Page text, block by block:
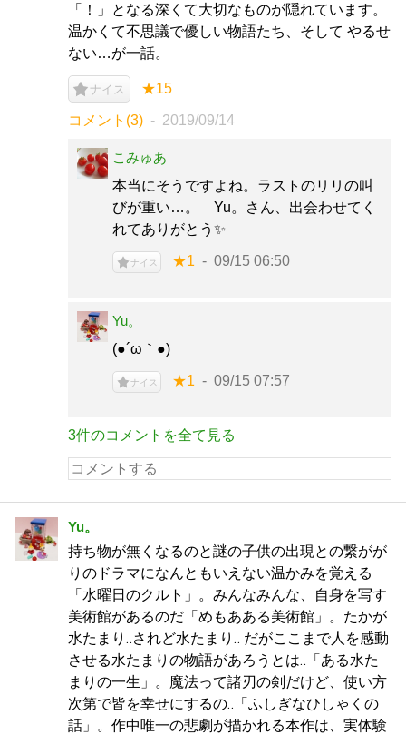
「！」となる深くて大切なものが隠れています。
温かくて不思議で優しい物語たち、そして やるせ
ない…が一話。
ナイス ★15
コメント(3) 2019/09/14
こみゅあ
本当にそうですよね。ラストのリリの叫
びが重い…。 Yu。さん、出会わせてく
れてありがとう✨
ナイス ★1 09/15 06:50
Yu。
(●´ω｀●)ゞ
ナイス ★1 09/15 07:57
3件のコメントを全て見る
Yu。
持ち物が無くなるのと謎の子供の出現との繋がが
りのドラマになんともいえない温かみを覚える
「水曜日のクルト」。みんなみんな、自身を写す
美術館があるのだ「めもあある美術館」。たかが
水たまり‥されど水たまり‥ だがここまで人を感動
させる水たまりの物語があろうとは‥「ある水た
まりの一生」。魔法って諸刃の剣だけど、使い方
次第で皆を幸せにするの‥「ふしぎなひしゃくの
話」。作中唯一の悲劇が描かれる本作は、実体験